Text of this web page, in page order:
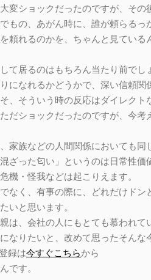
変ショックだったのですが、その
でもの、あがん時に、誰が頼らる
頼れるのかを、ちゃんと見ている
て居るのはもちろん当たり前でし
になれるかどうかで、深い信頼関
、そういう時の反応はダイレクト
だショックだったのですが、今
家族などの人間関係においても同
混ざった匂い」というのは日常性
機・怪我などは起こりえます。
なく、有事の際に、どれだけド
いと思います。
は、会社の人にもとても慕われて
なりたいと、改めて思ったそんな
録は今すぐこちらから
です。